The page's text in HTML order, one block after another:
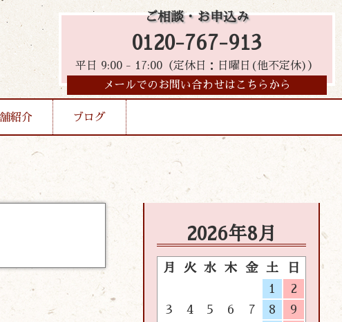
ご相談・お申込み
0120-767-913
平日 9:00 - 17:00（定休日：日曜日(他不定休)）
メールでのお問い合わせはこちらから
紹介 ブログ
2026年8月
月 火 水 木 金 土
日
1
2
3
4 5 6 7 8
9